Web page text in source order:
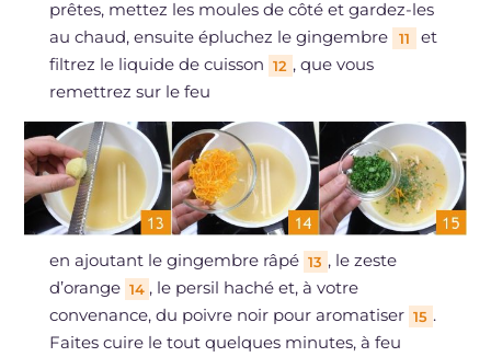
prêtes, mettez les moules de côté et gardez-les
au chaud, ensuite épluchez le gingembre
11
et
filtrez le liquide de cuisson 12 , que vous
remettrez sur le feu
en ajoutant le gingembre râpé 13 , le zeste
d’orange 14 , le persil haché et, à votre
convenance, du poivre noir pour aromatiser 15 .
Faites cuire le tout quelques minutes, à feu